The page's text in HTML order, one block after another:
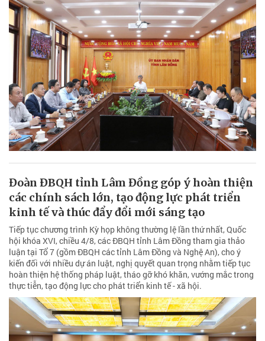
Đoàn ĐBQH tỉnh Lâm Đồng góp ý hoàn thiện
các chính sách lớn, tạo động lực phát triển
kinh tế và thúc đẩy đổi mới sáng tạo
Tiếp tục chương trình Kỳ họp không thường lệ lần thứ nhất, Quốc
hội khóa XVI, chiều 4/8, các ĐBQH tỉnh Lâm Đồng tham gia thảo
luận tại Tổ 7 (gồm ĐBQH các tỉnh Lâm Đồng và Nghệ An), cho ý
kiến đối với nhiều dự án luật, nghị quyết quan trọng nhằm tiếp tục
hoàn thiện hệ thống pháp luật, tháo gỡ khó khăn, vướng mắc trong
thực tiễn, tạo động lực cho phát triển kinh tế - xã hội.